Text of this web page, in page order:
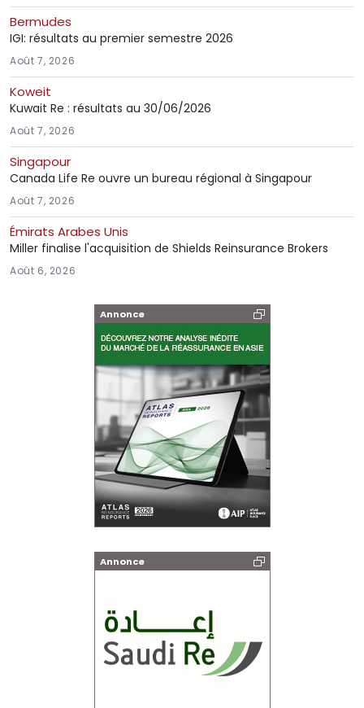
Bermudes
IGI: résultats au premier semestre 2026
Août 7, 2026
Koweit
Kuwait Re : résultats au 30/06/2026
Août 7, 2026
Singapour
Canada Life Re ouvre un bureau régional à Singapour
Août 7, 2026
Émirats Arabes Unis
Miller finalise l'acquisition de Shields Reinsurance Brokers
Août 6, 2026
Annonce
Annonce